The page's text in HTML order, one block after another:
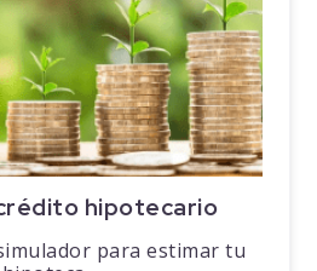
hipotecario
para estimar tu